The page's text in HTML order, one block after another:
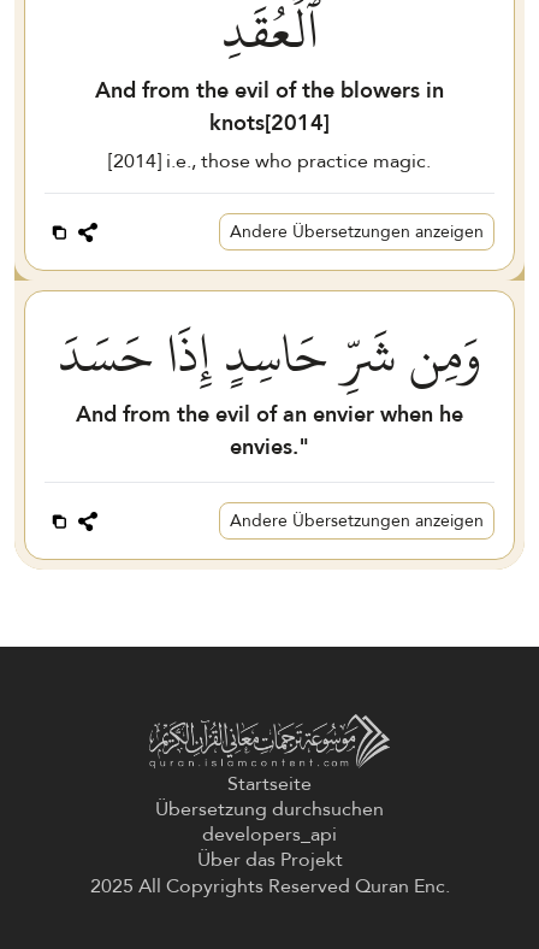
ٱلۡعُقَدِ
And from the evil of the blowers in
knots[2014]
[2014] i.e., those who practice magic.
Andere Übersetzungen anzeigen
وَمِن شَرِّ حَاسِدٍ إِذَا حَسَدَ
And from the evil of an envier when he
envies."
Andere Übersetzungen anzeigen
Startseite
Übersetzung durchsuchen
developers_api
Über das Projekt
2025 All Copyrights Reserved Quran Enc.